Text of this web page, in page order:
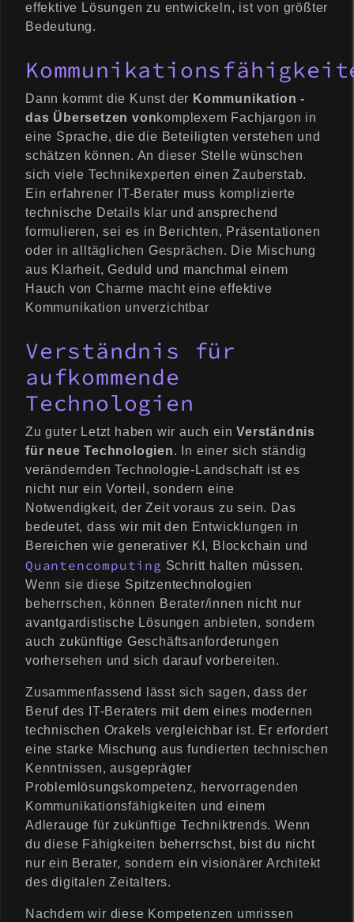
effektive Lösungen zu entwickeln, ist von größter
Bedeutung.
Dann kommt die Kunst der Kommunikation -
das Übersetzen vonkomplexem Fachjargon in
eine Sprache, die die Beteiligten verstehen und
schätzen können. An dieser Stelle wünschen
sich viele Technikexperten einen Zauberstab.
Ein erfahrener IT-Berater muss komplizierte
technische Details klar und ansprechend
formulieren, sei es in Berichten, Präsentationen
oder in alltäglichen Gesprächen. Die Mischung
aus Klarheit, Geduld und manchmal einem
Hauch von Charme macht eine effektive
Kommunikation unverzichtbar
Verständnis für
aufkommende
Technologien
Zu guter Letzt haben wir auch einVerständnis
für neue Technologien. In einer sich ständig
verändernden Technologie-Landschaft ist es
nicht nur ein Vorteil, sondern eine
Notwendigkeit, der Zeit voraus zu sein. Das
bedeutet, dass wir mit den Entwicklungen in
Bereichen wie generativer KI, Blockchain und
Quantencomputing Schritt halten müssen.
Wenn sie diese Spitzentechnologien
beherrschen, können Berater/innen nicht nur
avantgardistische Lösungen anbieten, sondern
auch zukünftige Geschäftsanforderungen
vorhersehen und sich darauf vorbereiten.
Zusammenfassend lässt sich sagen, dass der
Beruf des IT-Beraters mit dem eines modernen
technischen Orakels vergleichbar ist. Er erfordert
eine starke Mischung aus fundierten technischen
Kenntnissen, ausgeprägter
Problemlösungskompetenz, hervorragenden
Kommunikationsfähigkeiten und einem
Adlerauge für zukünftige Techniktrends. Wenn
du diese Fähigkeiten beherrschst, bist du nicht
nur ein Berater, sondern ein visionärer Architekt
des digitalen Zeitalters.
Nachdem wir diese Kompetenzen umrissen